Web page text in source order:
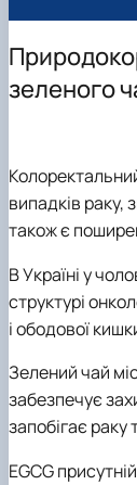
Перелік
Робочі
Наукові
ВСТУП -
ОПП
ОПП
ОПП
зеленого
випадків раку,
також є
В Україні у
структурі
і ободової
Зелений чай
забезпечує
запобігає раку
EGCG